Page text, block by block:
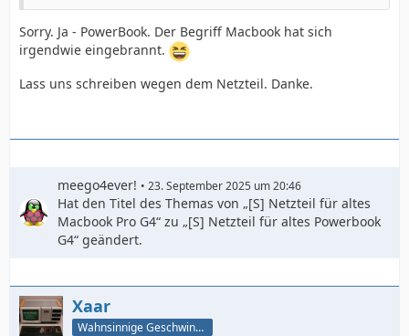
Sorry. Ja - PowerBook. Der Begriff Macbook hat sich
irgendwie eingebrannt.
Lass uns schreiben wegen dem Netzteil. Danke.
meego4ever! 23. September 2025 um 20:46
Hat den Titel des Themas von „[S] Netzteil für altes
Macbook Pro G4“ zu „[S] Netzteil für altes Powerbook
G4“ geändert.
Xaar
Wahnsinnige Geschwindigkeit - und los!